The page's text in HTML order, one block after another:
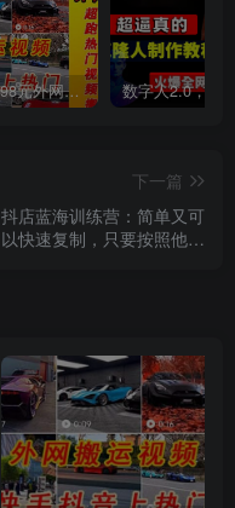
外面收费398元外网超跑豪车汽车视频搬运至快手抖音上热门项目
下一篇
抖店蓝海训练营：简单又可
以快速复制，只要按照他的